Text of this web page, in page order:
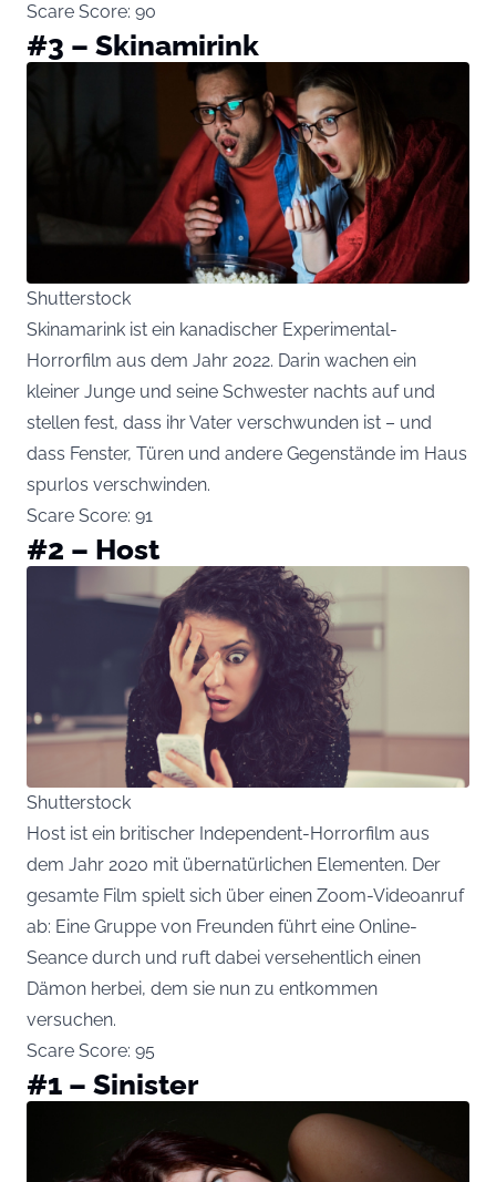
Scare Score: 90
#3 – Skinamirink
Shutterstock
Skinamarink ist ein kanadischer Experimental-
Horrorfilm aus dem Jahr 2022. Darin wachen ein
kleiner Junge und seine Schwester nachts auf und
stellen fest, dass ihr Vater verschwunden ist – und
dass Fenster, Türen und andere Gegenstände im Haus
spurlos verschwinden.
Scare Score: 91
#2 – Host
Shutterstock
Host ist ein britischer Independent-Horrorfilm aus
dem Jahr 2020 mit übernatürlichen Elementen. Der
gesamte Film spielt sich über einen Zoom-Videoanruf
ab: Eine Gruppe von Freunden führt eine Online-
Seance durch und ruft dabei versehentlich einen
Dämon herbei, dem sie nun zu entkommen
versuchen.
Scare Score: 95
#1 – Sinister